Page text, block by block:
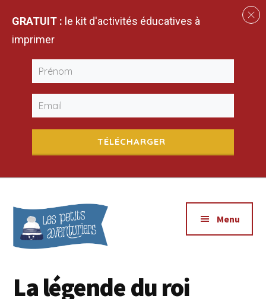
contenu
principal
barre
Additional
menu
Apprendre
en
explorant
Menu
La légende du roi
GRATUIT : le kit d'activités éducatives à
imprimer
TÉLÉCHARGER